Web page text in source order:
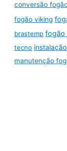
conversão
fogão viking
brastemp fogão
tecno
manutenção